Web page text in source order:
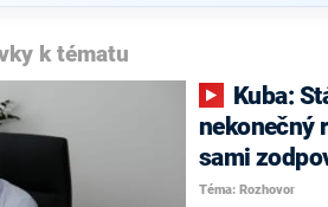
k tématu
nekonečný
sami
Téma: Rozhovor